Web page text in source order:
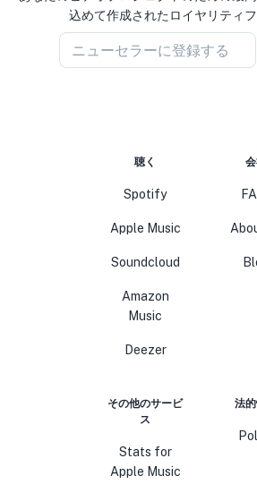
込めて作成されたロイヤリティフ
ニューセラーに登録する
聴く
Spotify
Apple Music
Soundcloud
Amazon
Music
Deezer
その他のサービ
ス
Stats for
Apple Music
法